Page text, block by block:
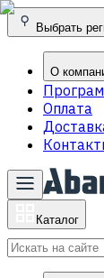
Выбрать
О
Оплата
Каталог